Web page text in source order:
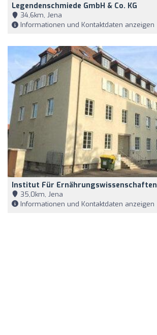
Legendenschmiede GmbH & Co. KG
34,6km, Jena
Informationen und Kontaktdaten anzeigen
Institut Für Ernährungswissenschaften
35,0km, Jena
Informationen und Kontaktdaten anzeigen